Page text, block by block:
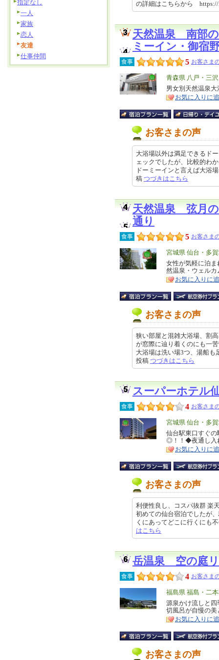
の詳細はこちらから
天然温泉 南部
ミーイン・御宿
食事 5 お客さま
エ
リ
ア
青森県 八戸・三
特
徴
男女別天然温泉
お気に入りに
お客さまの声
大浴場以外は満足できるド
ェックでしたが、比較的わ
ドーミーインと言えば大浴
稿 つづきはこちら
天然温泉 弦月
通り
食事 5 お客さま
エ
リ
ア
宮城県 仙台・多
特
徴
女性が気軽に泊
然温泉・ウェル
お気に入りに
お客さまの声
狭い部屋と混雑大浴場、割
が窓際に辿り着くのにも一
大浴場は洗い場3つ、湯船
投稿 つづきはこちら
スーパーホテル
食事 4 お客さま
エ
リ
ア
宮城県 仙台・多
特
徴
仙台駅東口すぐ
◎！！◆夜通し入
お気に入りに
お客さまの声
利便性良し、コスパ抜群 楽
初めての仙台宿泊でしたが
くにあってどこに行くにも
はこちら
岳温泉 空の庭
食事 4 お客さま
エ
リ
ア
福島県 福島・二
特
徴
源泉かけ流しと
切風呂が自慢の
お気に入りに
お客さまの声
指定なし
一人
家族
恋人
友達
仕事仲間